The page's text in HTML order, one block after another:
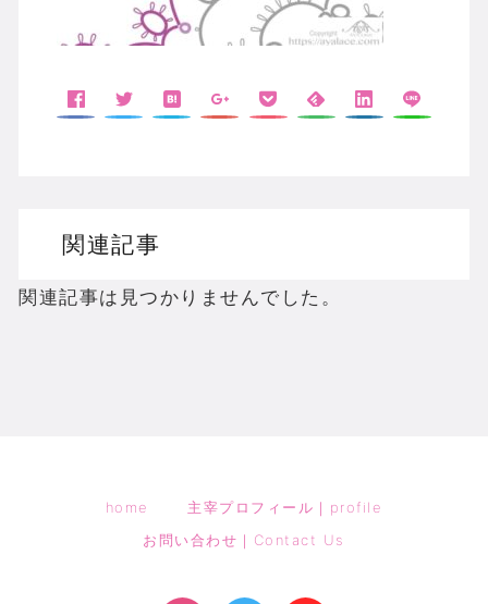
関連記事
関連記事は見つかりませんでした。
home
主宰プロフィール｜profile
お問い合わせ｜Contact Us